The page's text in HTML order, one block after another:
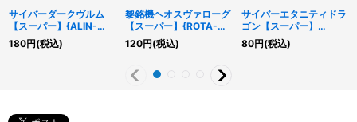
サイバーダークヴルム
【スーパー】{ALIN-
JP027}《モンスター》
180円(税込)
黎銘機ヘオスヴァローグ
【スーパー】{ROTA-
JP035}《融合》
120円(税込)
サイバーエタニティドラ
ゴン【スーパー】
{LOCR-JP058}《融
合》
80円(税込)